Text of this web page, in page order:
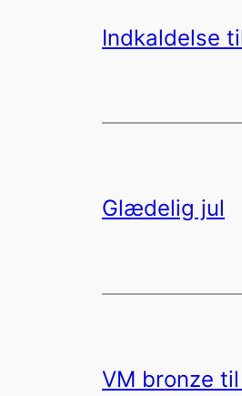
Indkaldelse
Glædelig jul
VM bronze